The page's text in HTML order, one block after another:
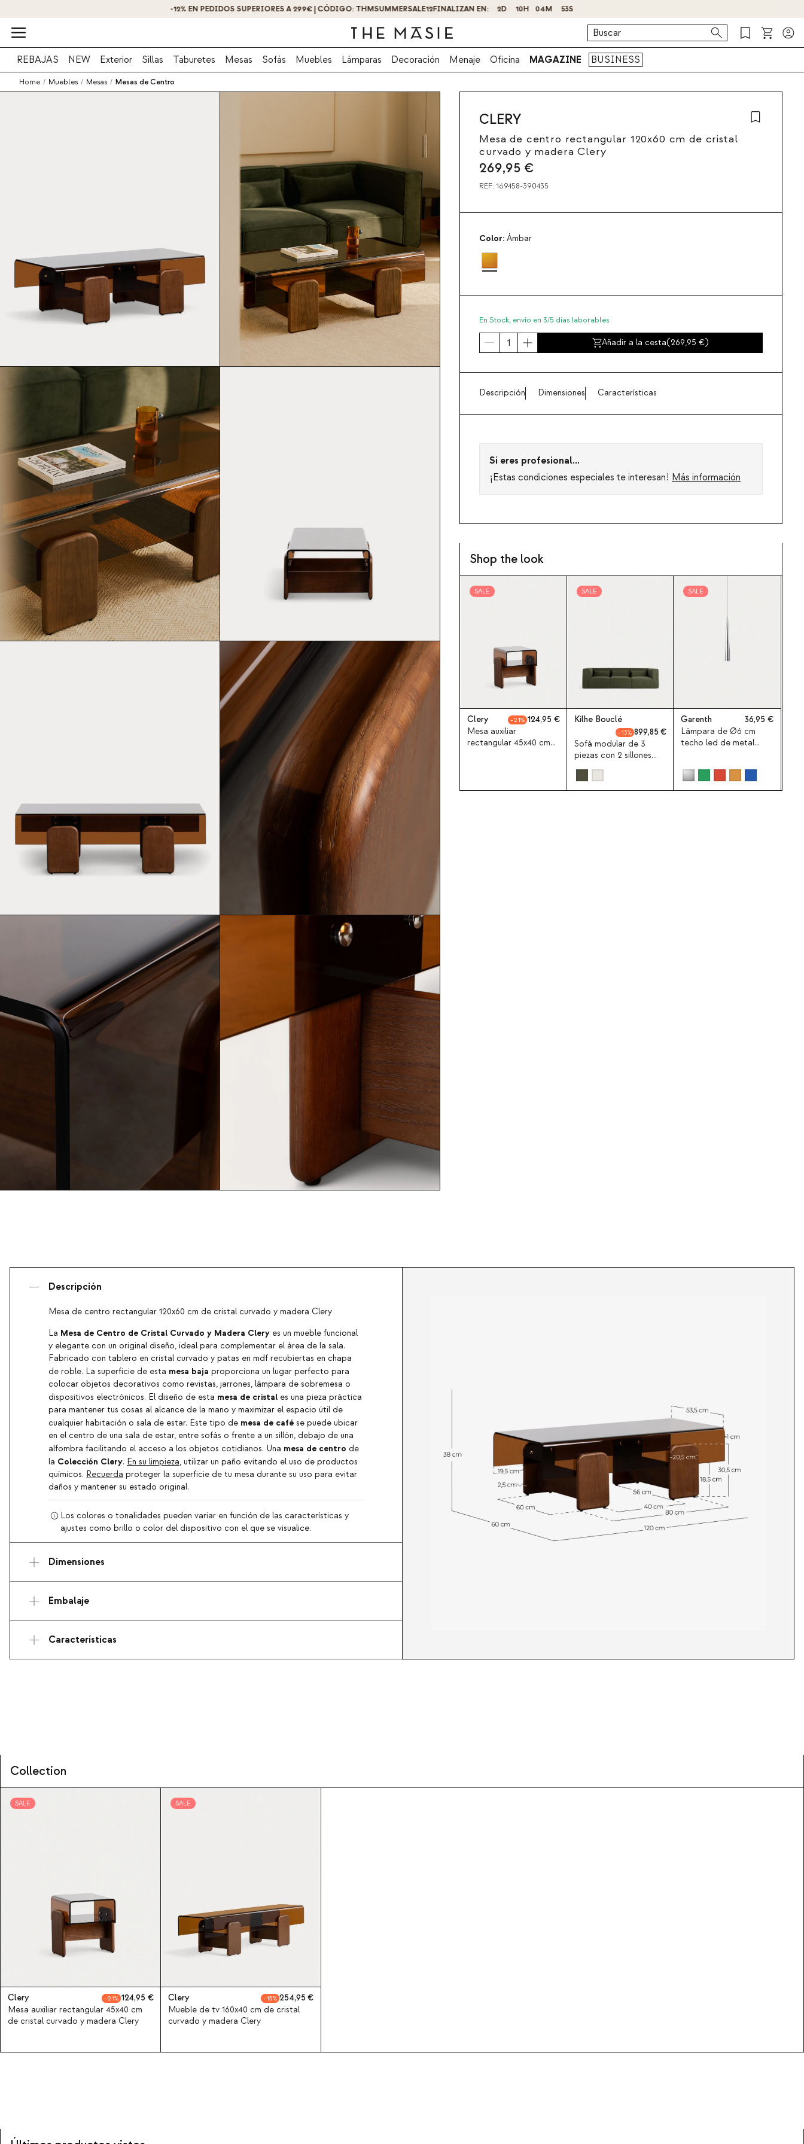
¡OBTÉN UN -10% DE DESCUENTO AL SUSCRIBIRTE AHORA!
REBAJAS NEW Exterior Sillas Taburetes Mesas Sofás Muebles Lámparas Decoración Menaje Oficina MAGAZINE BUSINESS
Home / Muebles / Mesas / Mesas de Centro
CLERY
Mesa de centro rectangular 120x60 cm de cristal
curvado y madera Clery
269,95 €
REF: 169458-390435
Color: Ámbar
En Stock, envío en 3/5 días laborables
Añadir a la cesta(269,95 )
Descripción Dimensiones Características
Si eres profesional...
¡Estas condiciones especiales te interesan! Más información
Shop the look
SALE
Clery 21
124,95
Mesa auxiliar
rectangular 45x40 cm
SALE
Kilhe Bouclé
13
899,85
Sofá modular de 3
piezas con 2 sillones
esquineros de tela
SALE
Garenth
36,95
Lámpara de Ø6 cm
techo led de metal
Descripción
Mesa de centro rectangular 120x60 cm de cristal curvado y madera Clery
La Mesa de Centro de Cristal Curvado y Madera Clery es un mueble funcional
y elegante con un original diseño, ideal para complementar el área de la sala.
Fabricado con tablero en cristal curvado y patas en mdf recubiertas en chapa
de roble. La superficie de esta mesa baja proporciona un lugar perfecto para
colocar objetos decorativos como revistas, jarrones, lámpara de sobremesa o
dispositivos electrónicos. El diseño de esta mesa de cristal es una pieza práctica
para mantener tus cosas al alcance de la mano y maximizar el espacio útil de
cualquier habitación o sala de estar. Este tipo de mesa de café se puede ubicar
en el centro de una sala de estar, entre sofás o frente a un sillón, debajo de una
alfombra facilitando el acceso a los objetos cotidianos. Una mesa de centro de
la Colección Clery. En su limpieza, utilizar un paño evitando el uso de productos
químicos. Recuerda proteger la superficie de tu mesa durante su uso para evitar
daños y mantener su estado original.
Los colores o tonalidades pueden variar en función de las características y
ajustes como brillo o color del dispositivo con el que se visualice.
Dimensiones
Embalaje
Características
Collection
SALE
Clery 21
124,95
Mesa auxiliar rectangular 45x40 cm
de cristal curvado y madera Clery
SALE
Clery 15
254,95
Mueble de tv 160x40 cm de cristal
curvado y madera Clery